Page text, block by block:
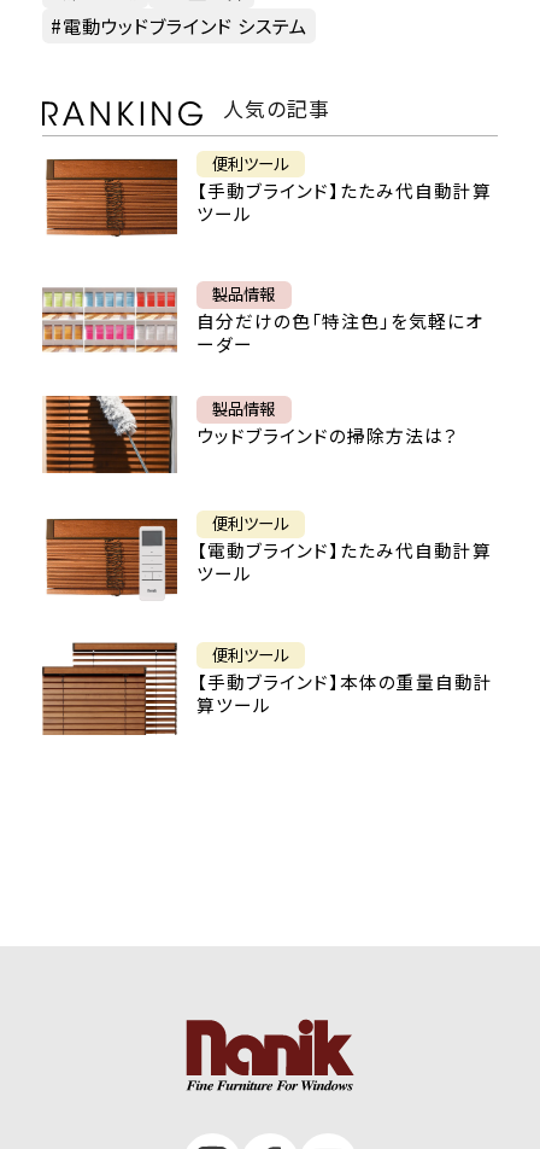
電動ウッドブラインド システム
人気の記事
便利ツール
【手動ブラインド】たたみ代自動計算
ツール
製品情報
自分だけの色「特注色」を気軽にオ
ーダー
製品情報
ウッドブラインドの掃除方法は？
便利ツール
【電動ブラインド】たたみ代自動計算
ツール
便利ツール
【手動ブラインド】本体の重量自動計
算ツール